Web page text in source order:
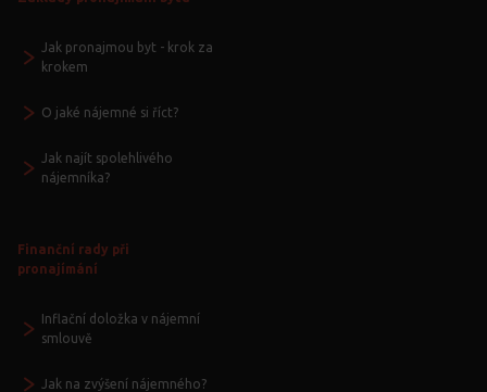
Jak pronajmou byt - krok za
krokem
O jaké nájemné si říct?
Jak najít spolehlivého
nájemníka?
Finanční rady při
pronajímání
Inflační doložka v nájemní
smlouvě
Jak na zvýšení nájemného?